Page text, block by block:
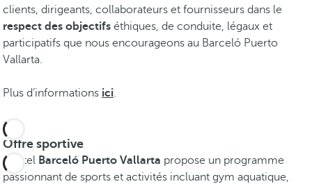
clients, dirigeants, collaborateurs et fournisseurs dans le
respect des objectifs éthiques, de conduite, légaux et
participatifs que nous encourageons au Barceló Puerto
Vallarta.
Plus d’informations ici.
Offre sportive
L'hôtel Barceló Puerto Vallarta propose un programme
passionnant de sports et activités incluant gym aquatique,